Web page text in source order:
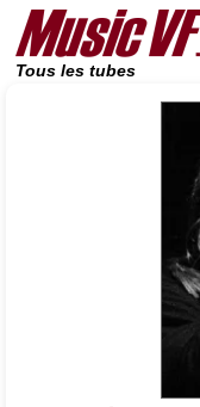
Tous les tubes